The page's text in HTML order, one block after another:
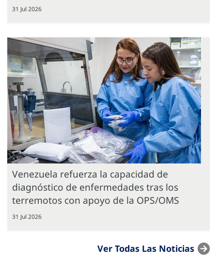
31 Jul 2026
Venezuela refuerza la capacidad de
diagnóstico de enfermedades tras los
terremotos con apoyo de la OPS/OMS
31 Jul 2026
Ver Todas Las Noticias